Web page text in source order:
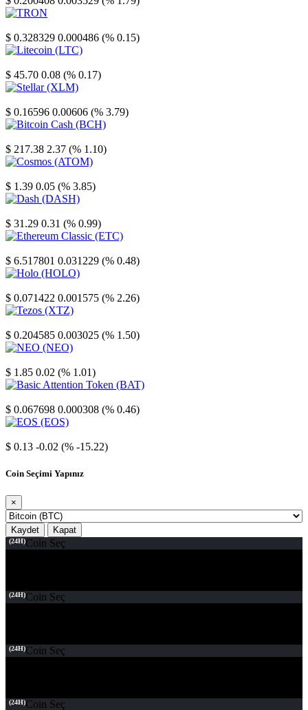
$ 0.328329 0.000486 (% 0.15)
$ 45.70 0.08 (% 0.17)
$ 0.16596 0.00606 (% 3.79)
$ 217.38 2.37 (% 1.10)
$ 1.39 0.05 (% 3.85)
$ 31.29 0.31 (% 0.99)
$ 6.517801 0.031229 (% 0.48)
$ 0.071422 0.001575 (% 2.26)
$ 0.204585 0.003025 (% 1.50)
$ 1.85 0.02 (% 1.01)
$ 0.067698 0.000308 (% 0.46)
$ 0.13 -0.02 (% -15.22)
Coin Seçimi Yapınız
×
Kaydet Kapat
(24H)Coin Seç
(24H)Coin Seç
(24H)Coin Seç
(24H)Coin Seç